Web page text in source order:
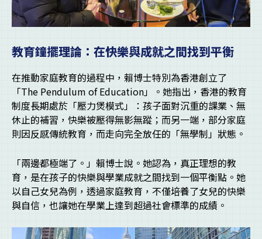
教育鐘擺理論：在快樂與成就之間找到平衡
在推動家庭教育的過程中，賴博士特別為香港創立了
「The Pendulum of Education」。她指出，香港的教育
制度長期處於「壓力煲模式」：孩子面對沉重的課業、無
休止的補習，快樂被壓得無影無蹤；而另一端，部分家庭
則因反感傳統教育，而走向完全放任的「無學制」狀態。
「兩邊都極端了。」賴博士說。她認為，真正理想的教
育，是在孩子的快樂與學業成就之間找到一個平衡點。她
以自己女兒為例，透過家庭教育，不僅培養了女兒的快樂
與自信，也讓她在學業上達到超過社會標準的成績。